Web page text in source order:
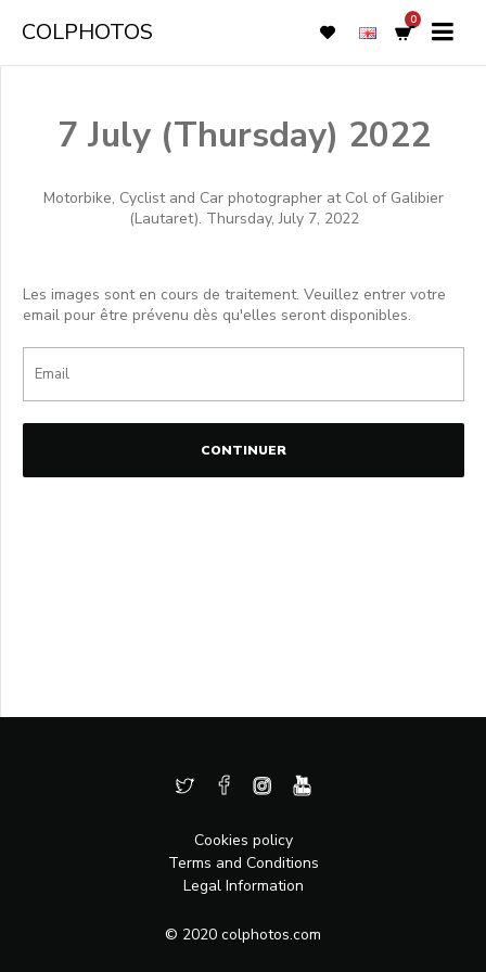
COLPHOTOS 0
7 July (Thursday) 2022
Motorbike, Cyclist and Car photographer at Col of Galibier
(Lautaret). Thursday, July 7, 2022
Les images sont en cours de traitement. Veuillez entrer votre
email pour être prévenu dès qu'elles seront disponibles.
CONTINUER
Cookies policy
Terms and Conditions
Legal Information
© 2020 colphotos.com